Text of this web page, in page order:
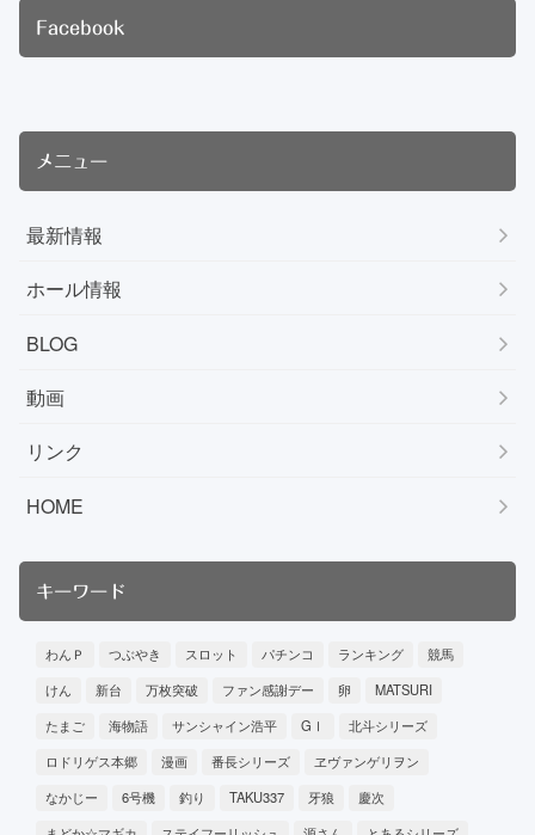
Facebook
メニュー
最新情報
ホール情報
BLOG
動画
リンク
HOME
キーワード
わんＰ つぶやき スロット パチンコ ランキング
競馬
けん
新台 万枚突破 ファン感謝デー 卵
MATSURI
たまご
海物語 サンシャイン浩平 GⅠ
北斗シリーズ
ロドリゲス本郷
漫画 番長シリーズ
ヱヴァンゲリヲン
なかじー
6号機 釣り TAKU337 牙狼
慶次